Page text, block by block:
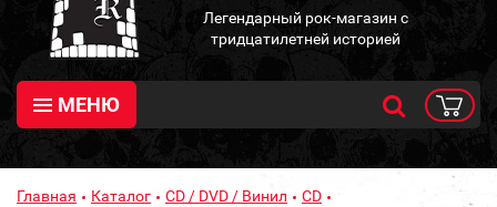
Легендарный рок-магазин с
тридцатилетней историей
МЕНЮ
Главная Каталог CD / DVD / Винил
CD